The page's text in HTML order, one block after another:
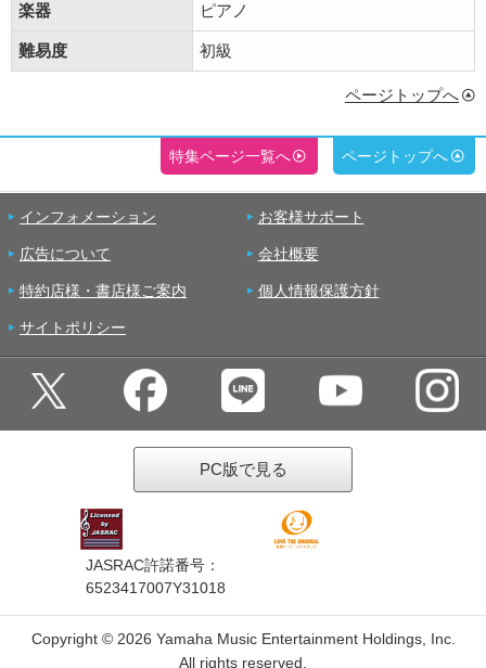
楽器 ピアノ
難易度 初級
ページトップへ
特集ページ一覧へ ページトップへ
インフォメーション お客様サポート
広告について 会社概要
特約店様・書店様ご案内 個人情報保護方針
サイトポリシー
PC版で見る
JASRAC許諾番号：
6523417007Y31018
Copyright © 2026 Yamaha Music Entertainment Holdings, Inc.
All rights reserved.